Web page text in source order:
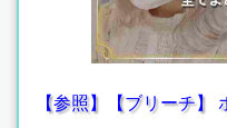
【参照】【ブリーチ】